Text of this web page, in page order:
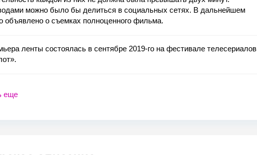
можно было бы делиться в социальных сетях. В дальнейшем
объявлено о съемках полноценного фильма.
ленты состоялась в сентябре 2019-го на фестивале телесериалов
еще